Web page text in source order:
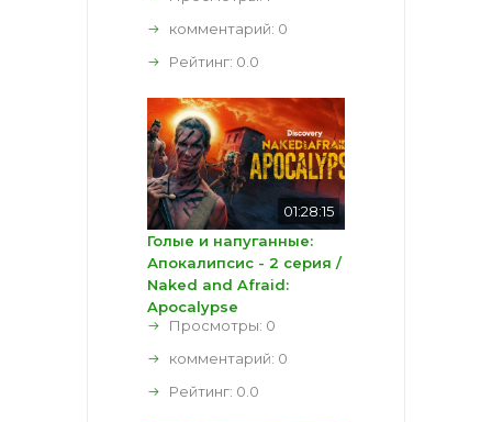
комментарий: 0
Рейтинг: 0.0
01:28:15
Голые и напуганные:
Апокалипсис - 2 серия /
Naked and Afraid:
Apocalypse
Просмотры: 0
комментарий: 0
Рейтинг: 0.0